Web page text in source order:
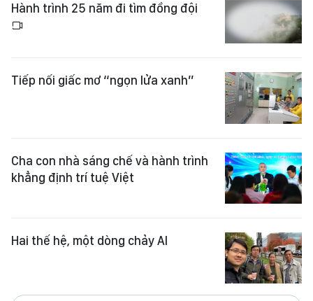
Hành trình 25 năm đi tìm đồng đội
Tiếp nối giấc mơ “ngọn lửa xanh”
Cha con nhà sáng chế và hành trình
khẳng định trí tuệ Việt
Hai thế hệ, một dòng chảy AI